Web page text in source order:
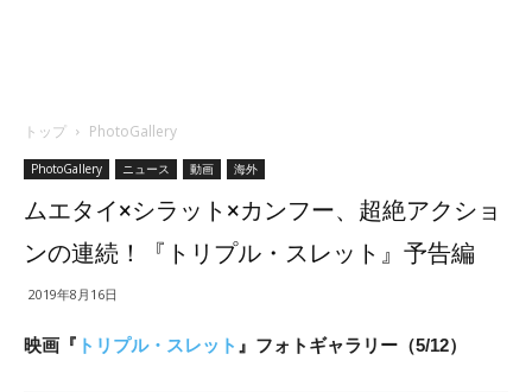
トップ PhotoGallery
PhotoGallery ニュース 動画 海外
ムエタイ×シラット×カンフー、超絶アクショ
ンの連続！『トリプル・スレット』予告編
2019年8月16日
映画『 トリプル・スレット 』フォトギャラリー（5/12）